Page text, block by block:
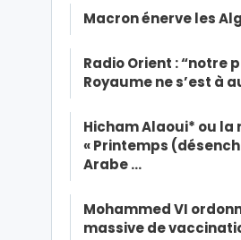
Macron énerve les
Radio Orient : “notre
Royaume ne s’est à
Hicham Alaoui* ou la
« Printemps
Arabe …
Mohammed VI
massive de